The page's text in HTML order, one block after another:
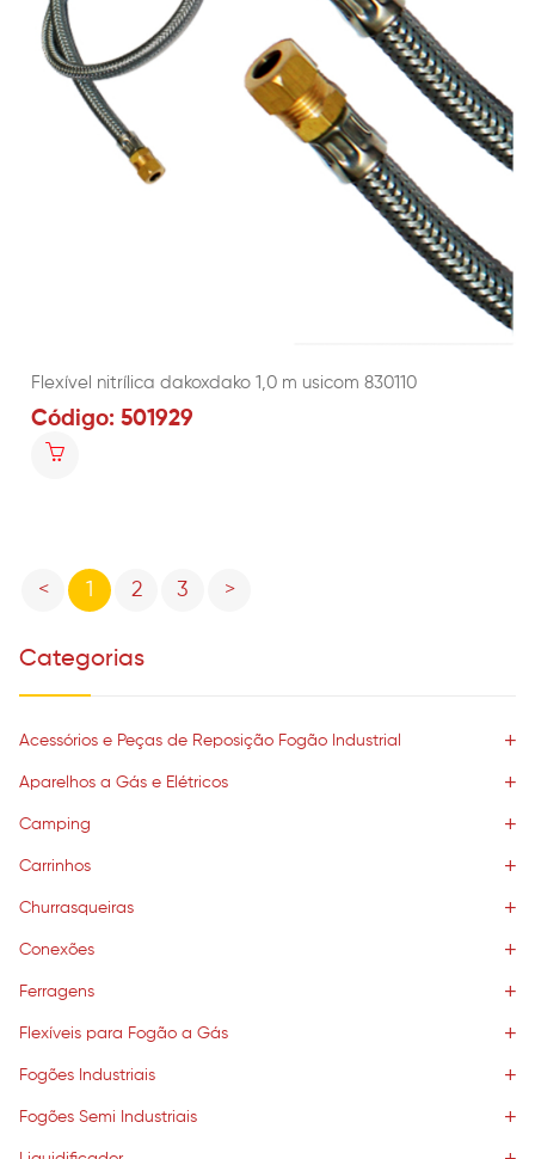
Flexível nitrílica dakoxdako 1,0 m usicom 830110
Código: 501929
<Previous
1 2 3 >Next
Categorias
Acessórios e Peças de Reposição Fogão Industrial
Aparelhos a Gás e Elétricos
Camping
Carrinhos
Churrasqueiras
Conexões
Ferragens
Flexíveis para Fogão a Gás
Fogões Industriais
Fogões Semi Industriais